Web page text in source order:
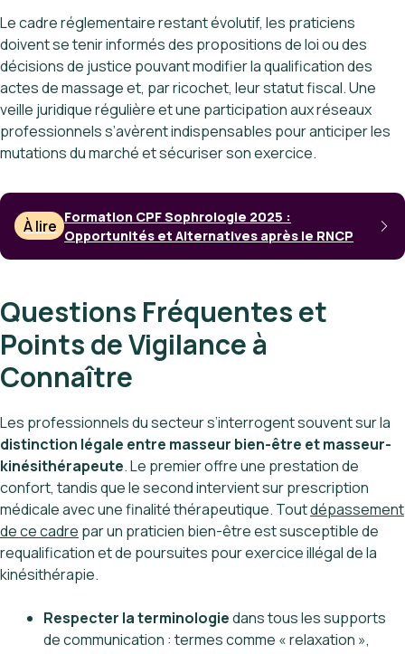
Le cadre réglementaire restant évolutif, les praticiens
doivent se tenir informés des propositions de loi ou des
décisions de justice pouvant modifier la qualification des
actes de massage et, par ricochet, leur statut fiscal. Une
veille juridique régulière et une participation aux réseaux
professionnels s’avèrent indispensables pour anticiper les
mutations du marché et sécuriser son exercice.
À lire Formation CPF Sophrologie 2025 :
Opportunités et Alternatives après le RNCP
Questions Fréquentes et
Points de Vigilance à
Connaître
Les professionnels du secteur s’interrogent souvent sur la
distinction légale entre masseur bien-être et masseur-
kinésithérapeute. Le premier offre une prestation de
confort, tandis que le second intervient sur prescription
médicale avec une finalité thérapeutique. Toutdépassement
de ce cadre par un praticien bien-être est susceptible de
requalification et de poursuites pour exercice illégal de la
kinésithérapie.
Respecter la terminologiedans tous les supports
de communication : termes comme « relaxation »,